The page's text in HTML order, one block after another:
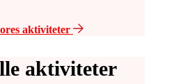
aktiviteter
aktiviteter